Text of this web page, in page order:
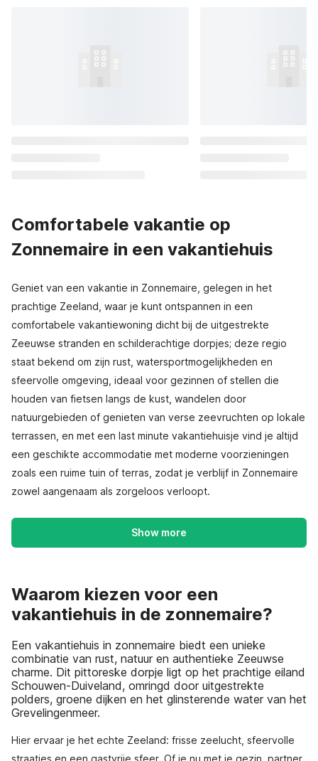
Comfortabele vakantie op
Zonnemaire in een vakantiehuis
Geniet van een vakantie in Zonnemaire, gelegen in het
prachtige Zeeland, waar je kunt ontspannen in een
comfortabele vakantiewoning dicht bij de uitgestrekte
Zeeuwse stranden en schilderachtige dorpjes; deze regio
staat bekend om zijn rust, watersportmogelijkheden en
sfeervolle omgeving, ideaal voor gezinnen of stellen die
houden van fietsen langs de kust, wandelen door
natuurgebieden of genieten van verse zeevruchten op lokale
terrassen, en met een last minute vakantiehuisje vind je altijd
een geschikte accommodatie met moderne voorzieningen
zoals een ruime tuin of terras, zodat je verblijf in Zonnemaire
zowel aangenaam als zorgeloos verloopt.
Show more
Waarom kiezen voor een
vakantiehuis in de zonnemaire?
Een vakantiehuis in zonnemaire biedt een unieke
combinatie van rust, natuur en authentieke Zeeuwse
charme. Dit pittoreske dorpje ligt op het prachtige eiland
Schouwen-Duiveland, omringd door uitgestrekte
polders, groene dijken en het glinsterende water van het
Grevelingenmeer.
Hier ervaar je het echte Zeeland: frisse zeelucht, sfeervolle
straatjes en een gastvrije sfeer. Of je nu met je gezin, partner